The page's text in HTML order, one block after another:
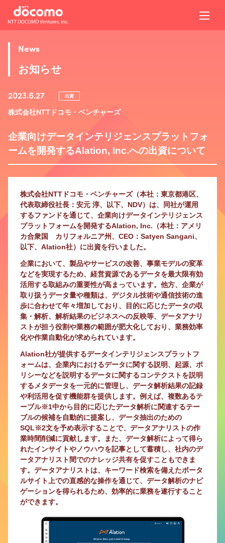
News
お知らせ
2023.6.27 出資
株式会社NTTドコモ・ベンチャーズ
企業向けデータインテリジェンスプラットフォ
ームを開発するAlation, Inc.への出資について
株式会社NTTドコモ・ベンチャーズ（本社：東京都港区、
代表取締役社長：安元 淳、以下、NDV）は、同社が運用
するファンドを通じて、企業向けデータインテリジェンス
プラットフォームを開発するAlation, Inc.（本社：アメリ
カ合衆国 カリフォルニア州、CEO：Satyen Sangani、
以下、Alation社）に出資を行いました。
企業において、製品やサービスの改善、事業モデルの変革
などを実現するため、経営資源であるデータを最大限有効
活用する取組みの重要性が高まっています。他方、企業が
取り扱うデータ量や種類は、デジタル技術や通信技術の進
歩に合わせて年々増加しており、目的に応じたデータの収
集・解析、解析結果のビジネスへの反映等、データアナリ
ストが担う役割や業務の範囲が肥大化しており、業務効率
化や作業自動化が求められています。
Alation社が提供するデータインテリジェンスプラットフ
ォームは、企業内におけるデータに関する説明、起源、ポ
リシーなどを説明するデータに関するコンテクストを説明
するメタデータを一元的に管理し、データ解析結果の記録
や利活用を促す機能群を提供します。例えば、複数あるテ
ーブル※1中から目的に応じたデータ解析に関連するテー
ブルの候補を自動的に提案し、データ抽出のための
SQL※2文を予め表示することで、データアナリストの作
業時間削減に貢献します。また、データ解析によって得ら
れたインサイトやノウハウを記事として蓄積し、社内のデ
ータアナリスト間でのナレッジ共有を促すこともできま
す。データアナリストは、キーワード検索を備えたポータ
ルサイト上での直感的な操作を通じて、データ解析のナビ
ゲーションを得られるため、効率的に業務を遂行すること
ができます。